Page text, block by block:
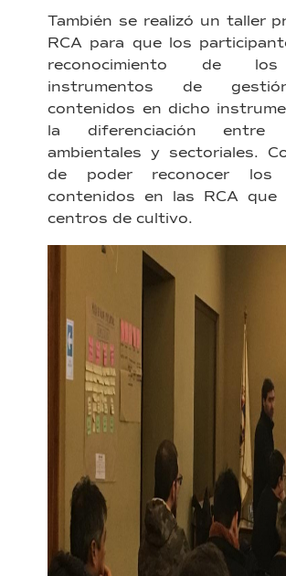
También se realizó un taller
RCA para que los
reconocimiento de los
instrumentos de
contenidos en dicho
la diferenciación entre
ambientales y sectoriales.
de poder reconocer los
contenidos en las RCA que
centros de cultivo.